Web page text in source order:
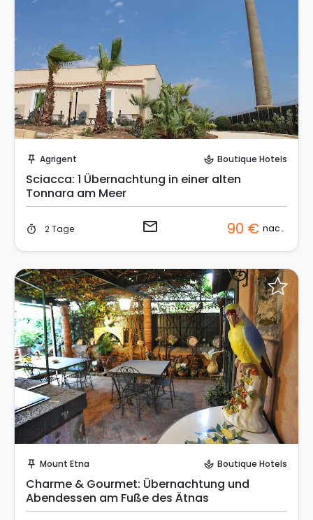
push_pin Agrigent spa Boutique Hotels
Sciacca: 1 Übernachtung in einer alten
Tonnara am Meer
timer 2 Tage email 90 € nacht
push_pin Mount Etna spa Boutique Hotels
Charme & Gourmet: Übernachtung und
Abendessen am Fuße des Ätnas